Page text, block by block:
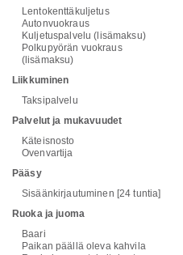
Lentokenttäkuljetus
Autonvuokraus
Kuljetuspalvelu (lisämaksu)
Polkupyörän vuokraus
(lisämaksu)
Liikkuminen
Taksipalvelu
Palvelut ja mukavuudet
Käteisnosto
Ovenvartija
Pääsy
Sisäänkirjautuminen [24 tuntia]
Ruoka ja juoma
Baari
Paikan päällä oleva kahvila